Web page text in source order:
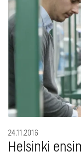
24.11.2016
Helsinki